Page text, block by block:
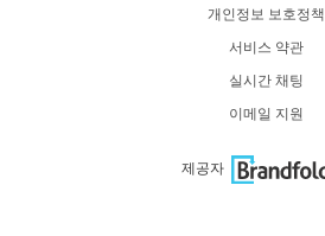
개인정보 보호정책
서비스 약관
실시간 채팅
이메일 지원
제공자